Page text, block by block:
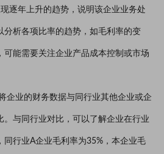
逐年上升的趋势，说明该企业业务处
分析各项比率的趋势，如毛利率的变
可能需要关注企业产品成本控制或市场
企业的财务数据与同行业其他企业或企
。与同行业对比，可以了解企业在行业
同行业A企业毛利率为35%，本企业毛